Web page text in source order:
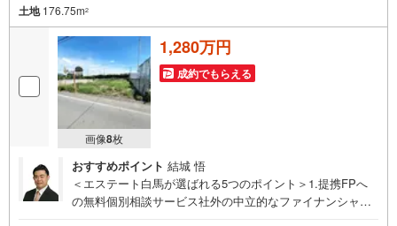
土地176.75m2
画像8枚
1,280万円
成約でもらえる
おすすめポイント 結城 悟
＜エステート白馬が選ばれる5つのポイント＞1.提携FPへ
の無料個別相談サービス社外の中立的なファイナンシャル